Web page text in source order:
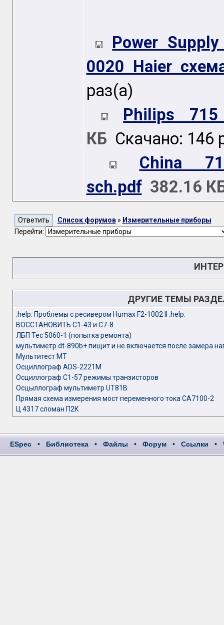
Power
0020 Haier
раз(а)
Philips 715
КБ Скачано: 146
China
sch.pdf 382.16
Список форумов» Измерительные приборы
Перейти:
ДРУГИЕ ТЕМЫ
:help: Проблемы с ресивером Humax F2-1002 II :help:
ВОССТАНОВИТЬ С1-43 и С7-8
ЛБП Tec 5060-1 (попытка ремонта)
мультиметр dt-890b+ пищит и не включается после замера
Мультитест МТ
Осциллограф ADS-2221M
Осциллограф С1-57 режимы транзисторов
Осцыллограф мультиметр UT81B
Прямая схема измерения мост переменного тока СА7100-2
Ц 4317 сломан П2К
ESpec • Библиотека • Файлы • Форум • Ссылки •